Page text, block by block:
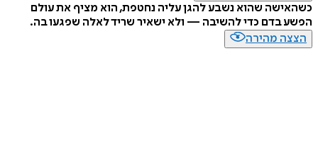
שהוא נשבע להגן עליה נחטפת, הוא מציף את עולם
בדם כדי להשיבה — ולא ישאיר שריד לאלה שפגעו בה.
מהירה